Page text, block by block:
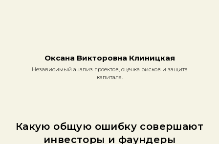
Оксана Викторовна Клиницкая
Независимый анализ проектов, оценка рисков и защита
капитала.
Какую общую ошибку совершают
инвесторы и фаундеры